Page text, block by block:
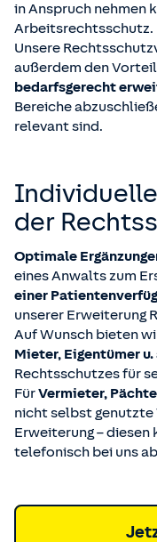
in Anspruch nehmen
Arbeitsrechtsschutz.
Unsere
außerdem den
bedarfsgerecht
Bereiche
relevant sind.
Individuelle
der
Optimale
eines Anwalts zum
einer
unserer Erweiterung
Auf Wunsch bieten
Mieter, Eigentümer u.
Rechtsschutzes für
FürVermieter,
nicht selbst genutzte
Erweiterung – diesen
telefonisch bei uns